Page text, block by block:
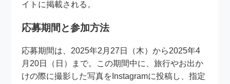
イトに掲載される。
応募期間と参加方法
応募期間は、2025年2月27日（木）から2025年4
月20日（日）まで。この期間中に、旅行やお出か
けの際に撮影した写真をInstagramに投稿し、指定